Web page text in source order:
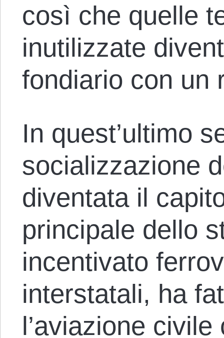
così che quelle
inutilizzate
fondiario con un
In quest’ultimo
socializzazione
diventata il
principale dello
incentivato
interstatali, ha
l’aviazione